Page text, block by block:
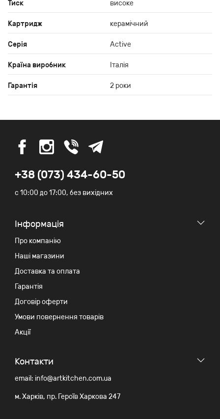
Тиск високе
Картридж керамічний
Серія Active
Країна виробник Італія
Гарантія 2 роки
+38 (073) 434-60-50
c 10:00 до 17:00, без вихідних
Iнформація
Про компанію
Наші магазини
Доставка та оплата
Гарантія
Договір оферти
Умови повернення товарів
Акції
Контакти
email: info@artkitchen.com.ua
м. Харків, пр. Героїв Харкова 247